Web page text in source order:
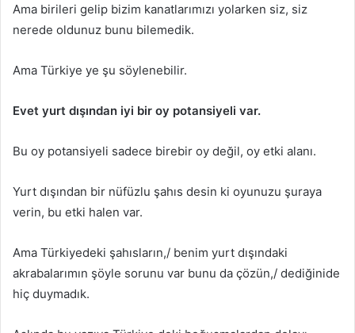
Ama birileri gelip bizim kanatlarımızı yolarken siz, siz
nerede oldunuz bunu bilemedik.
Ama Türkiye ye şu söylenebilir.
Evet yurt dışından iyi bir oy potansiyeli var.
Bu oy potansiyeli sadece birebir oy değil, oy etki alanı.
Yurt dışından bir nüfüzlu şahıs desin ki oyunuzu şuraya
verin, bu etki halen var.
Ama Türkiyedeki şahısların,/ benim yurt dışındaki
akrabalarımın şöyle sorunu var bunu da çözün,/ dediğinide
hiç duymadık.